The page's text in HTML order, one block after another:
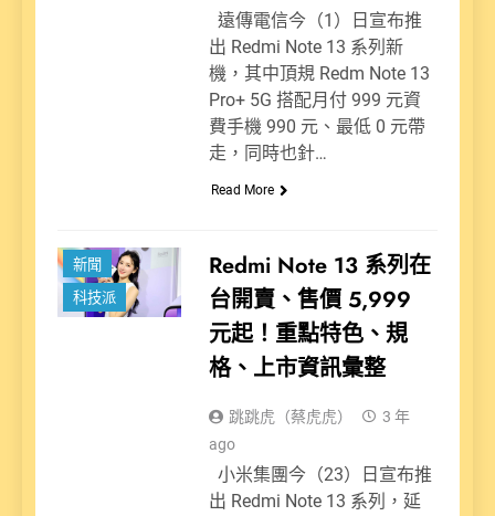
遠傳電信今（1）日宣布推
出 Redmi Note 13 系列新
機，其中頂規 Redm Note 13
Pro+ 5G 搭配月付 999 元資
費手機 990 元、最低 0 元帶
走，同時也針…
Read More
新聞
科技派
Redmi Note 13 系列在
台開賣、售價 5,999
元起！重點特色、規
格、上市資訊彙整
跳跳虎（蔡虎虎）
3 年
ago
小米集團今（23）日宣布推
出 Redmi Note 13 系列，延